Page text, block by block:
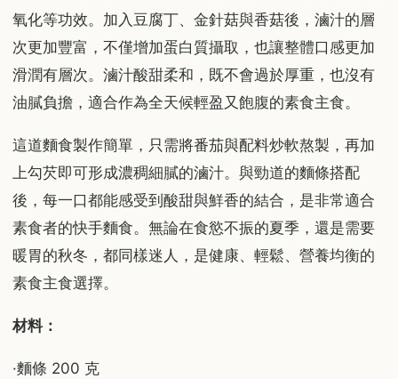
氧化等功效。加入豆腐丁、金針菇與香菇後，滷汁的層
次更加豐富，不僅增加蛋白質攝取，也讓整體口感更加
滑潤有層次。滷汁酸甜柔和，既不會過於厚重，也沒有
油膩負擔，適合作為全天候輕盈又飽腹的素食主食。
這道麵食製作簡單，只需將番茄與配料炒軟熬製，再加
上勾芡即可形成濃稠細膩的滷汁。與勁道的麵條搭配
後，每一口都能感受到酸甜與鮮香的結合，是非常適合
素食者的快手麵食。無論在食慾不振的夏季，還是需要
暖胃的秋冬，都同樣迷人，是健康、輕鬆、營養均衡的
素食主食選擇。
材料：
·麵條 200 克